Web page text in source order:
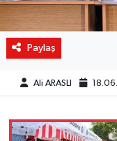
Paylaş
Ali ARASLI